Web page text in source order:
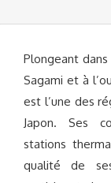
Plongeant
Sagami et à
est l’une des
Japon. Ses
stations
qualité de